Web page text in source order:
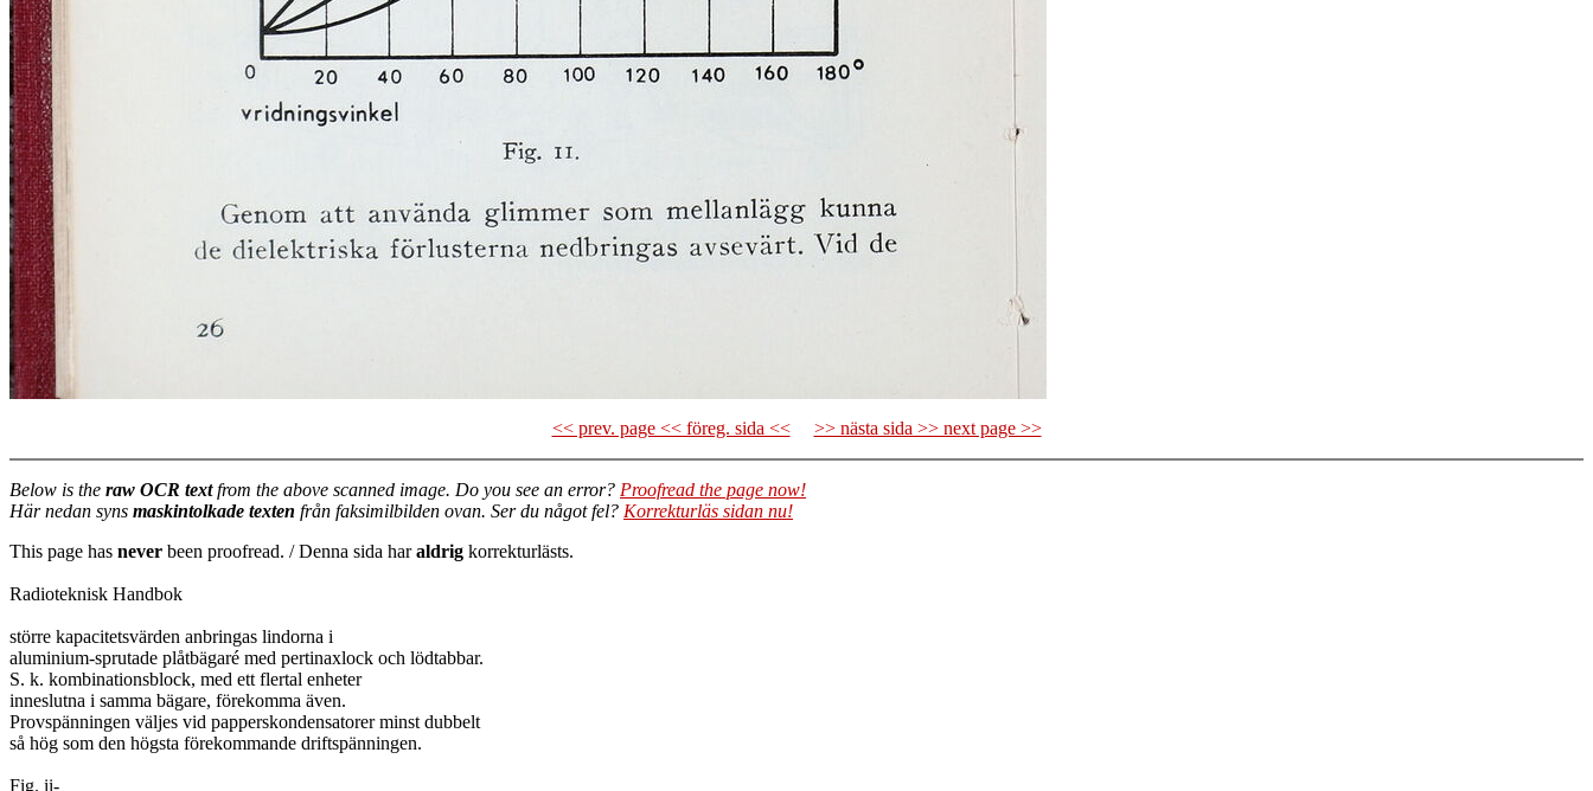
<< prev. page << föreg. sida << >> nästa sida >> next page >>
Below is the raw OCR textfrom the above scanned image. Do you see an error? Proofread the page now!
Här nedan syns maskintolkade texten från faksimilbilden ovan. Ser du något fel? Korrekturläs sidan nu!
This page has never been proofread. / Denna sida haraldrig korrekturlästs.
Radioteknisk Handbok
större kapacitetsvärden anbringas lindorna i
aluminium-sprutade plåtbägaré med pertinaxlock och lödtabbar.
S. k. kombinationsblock, med ett flertal enheter
inneslutna i samma bägare, förekomma även.
Provspänningen väljes vid papperskondensatorer minst dubbelt
så hög som den högsta förekommande driftspänningen.
Fig. ii-